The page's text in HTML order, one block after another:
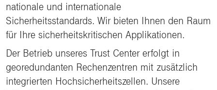
nationale und internationale
Sicherheitsstandards. Wir bieten Ihnen den Raum
für Ihre sicherheitskritischen Applikationen.
Der Betrieb unseres Trust Center erfolgt in
georedundanten Rechenzentren mit zusätzlich
integrierten Hochsicherheitszellen. Unsere